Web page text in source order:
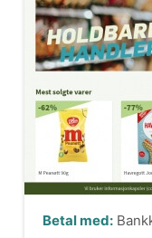
Betal med: